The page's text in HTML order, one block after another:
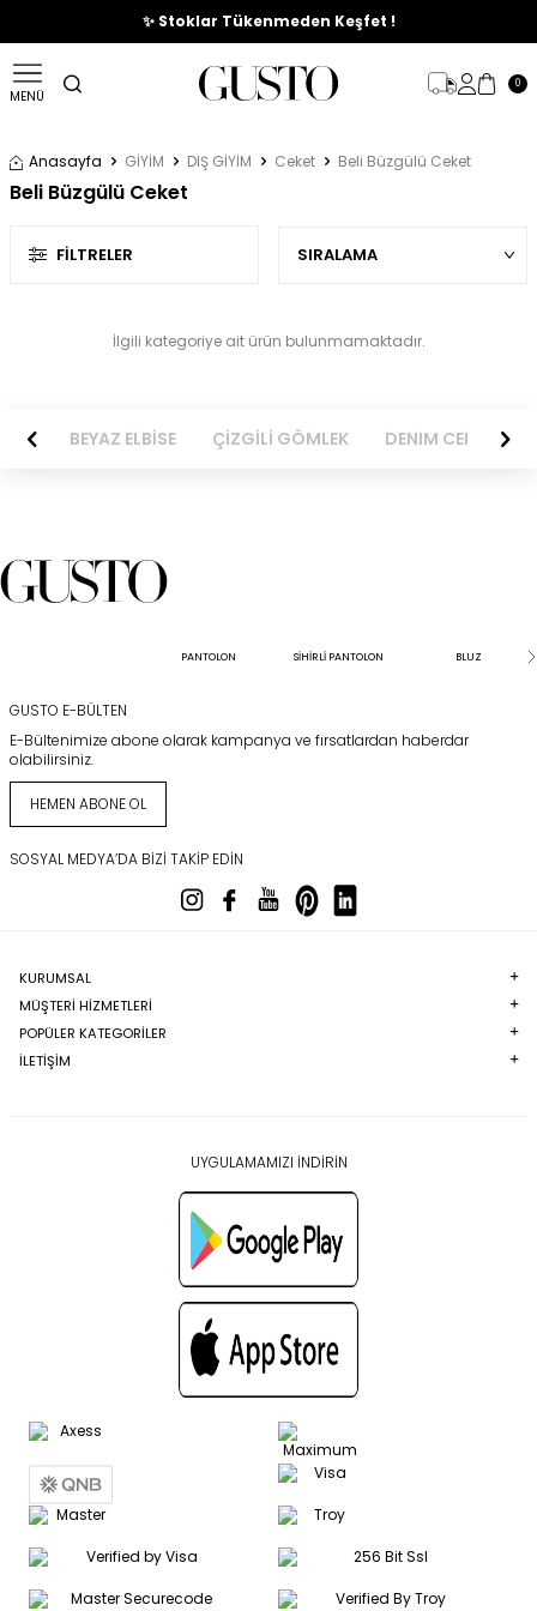
🎉%70'e Varan Büyük Yaz İndirim Başladı !
✨ Stoklar Tükenmeden Keşfet !
MENÜ
0
Anasayfa GİYİM DIŞ GİYİM Ceket Beli Büzgülü Ceket
Beli Büzgülü Ceket
FILTRELER
İlgili kategoriye ait ürün bulunmamaktadır.
BEYAZ ELBİSE ÇİZGİLİ GÖMLEK DENIM CEKET
PANTOLON SİHİRLİ PANTOLON BLUZ
GUSTO E-BÜLTEN
E-Bültenimize abone olarak kampanya ve fırsatlardan haberdar
olabilirsiniz.
HEMEN ABONE OL
SOSYAL MEDYA’DA BIZI TAKIP EDIN
KURUMSAL
MÜŞTERI HIZMETLERI
POPÜLER KATEGORILER
İLETİŞİM
UYGULAMAMIZI İNDİRİN